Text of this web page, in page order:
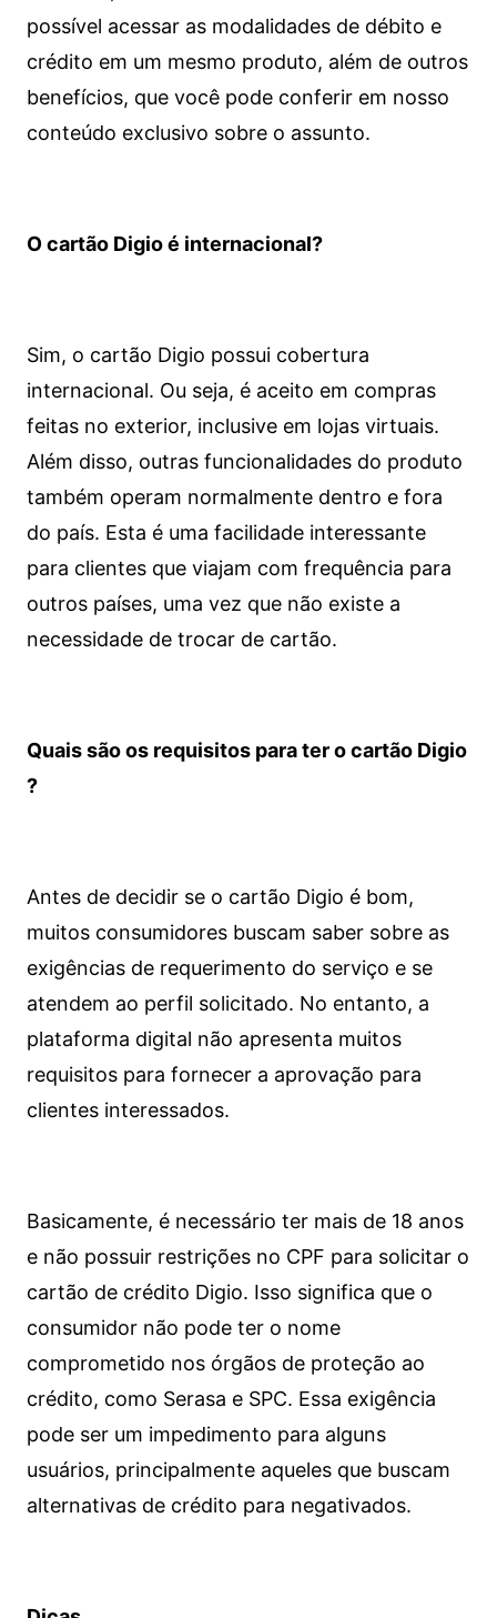
possível acessar as modalidades de débito e
crédito em um mesmo produto, além de outros
benefícios, que você pode conferir em nosso
conteúdo exclusivo sobre o assunto.
O cartão Digio é internacional?
Sim, o cartão Digio possui cobertura
internacional. Ou seja, é aceito em compras
feitas no exterior, inclusive em lojas virtuais.
Além disso, outras funcionalidades do produto
também operam normalmente dentro e fora
do país. Esta é uma facilidade interessante
para clientes que viajam com frequência para
outros países, uma vez que não existe a
necessidade de trocar de cartão.
Quais são os requisitos para ter o cartão Digio
?
Antes de decidir se o cartão Digio é bom,
muitos consumidores buscam saber sobre as
exigências de requerimento do serviço e se
atendem ao perfil solicitado. No entanto, a
plataforma digital não apresenta muitos
requisitos para fornecer a aprovação para
clientes interessados.
Basicamente, é necessário ter mais de 18 anos
e não possuir restrições no CPF para solicitar o
cartão de crédito Digio. Isso significa que o
consumidor não pode ter o nome
comprometido nos órgãos de proteção ao
crédito, como Serasa e SPC. Essa exigência
pode ser um impedimento para alguns
usuários, principalmente aqueles que buscam
alternativas de crédito para negativados.